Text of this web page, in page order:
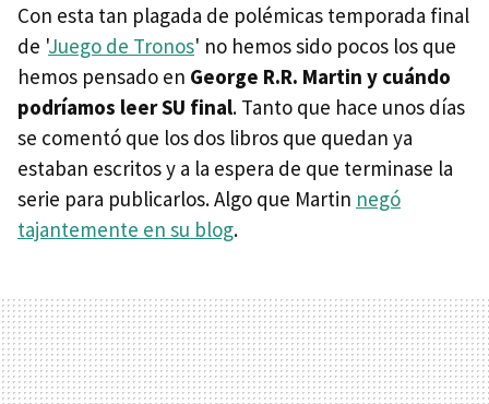
Con esta tan plagada de polémicas temporada final
de 'Juego de Tronos' no hemos sido pocos los que
hemos pensado en George R.R. Martin y cuándo
podríamos leer SU final. Tanto que hace unos días
se comentó que los dos libros que quedan ya
estaban escritos y a la espera de que terminase la
serie para publicarlos. Algo que Martin negó
tajantemente en su blog.